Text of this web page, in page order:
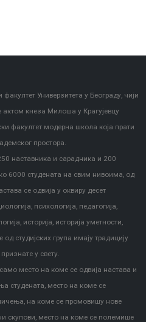
Универзитета у Београду, чији
кнеза Милоша у Крагујевцу
факултет модерна школа која прати
простора.
наставника и сарадника и 200
6000 студената на свим нивоима, од
се одвија у оквиру десет
психологија, педагогија,
историја, историја уметности,
студијских група имају традицију
у свету.
место на коме се одвија настава и
студената, место на коме се
на коме се промовишу нове
скупови, место на коме се полемише